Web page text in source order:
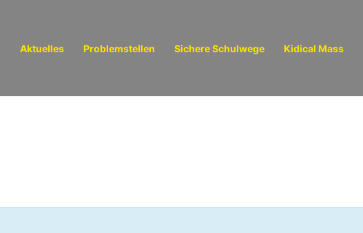
Aktuelles Problemstellen Sichere Schulwege Kidical Mass